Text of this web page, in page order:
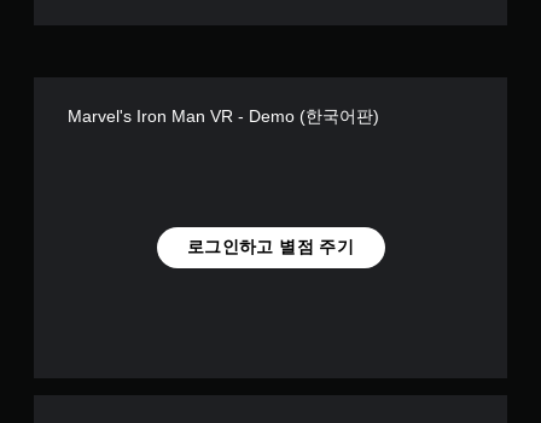
Marvel's Iron Man VR - Demo (한국어판)
로그인하고 별점 주기